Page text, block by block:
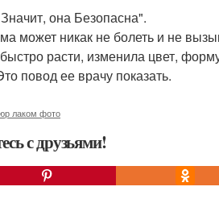
она Безопасна".
может никак не болеть и не
расти, изменила цвет,
повод ее врачу показать.
лаком фото
с друзьями!